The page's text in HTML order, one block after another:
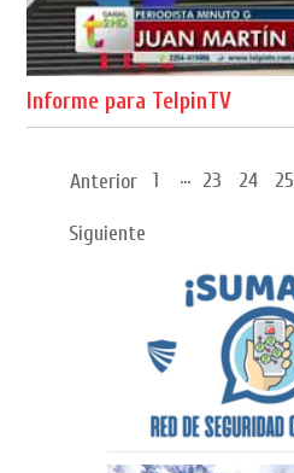
Informe para TelpinTV
Anterior 1 ... 23 24 25
Siguiente